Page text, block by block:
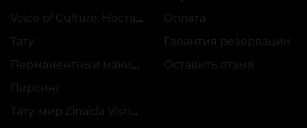
Voice of Culture: Ностальгия по 2000-м
Тату
Перманентный макияж
Пирсинг
Тату-мир Zinaida Vishenka
Оплата
Гарантия резервации
Оставить отзыв